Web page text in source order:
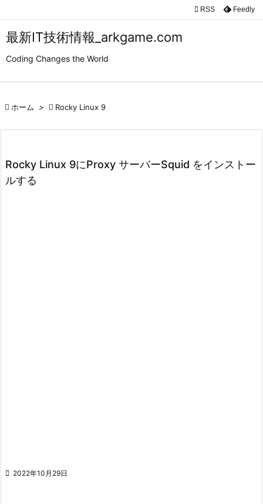
最新IT技術情報_arkgame.com
Coding Changes the World


検索
 RSS Feedly
 ホーム >  Rocky Linux 9
Rocky Linux 9にProxy サーバーSquid をインストー
ルする
 2022年10月29日